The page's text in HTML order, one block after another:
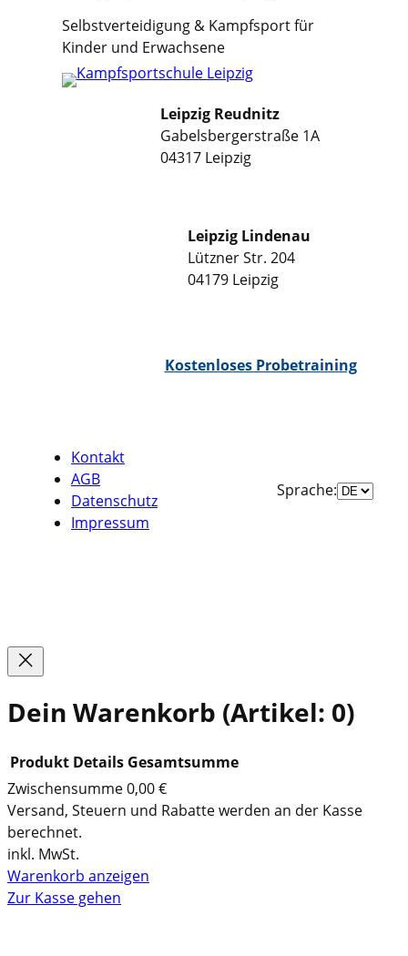
Selbstverteidigung & Kampfsport für
Kinder und Erwachsene
Leipzig Reudnitz
Gabelsbergerstraße 1A
04317 Leipzig
Leipzig Lindenau
Lützner Str. 204
04179 Leipzig
Kostenloses Probetraining
Kontakt
AGB
Datenschutz
Impressum
Sprache:Sprache
Dein Warenkorb (Artikel: 0)
P
r
o
d
Produkt Details Gesamtsumme
Zwischensumme0,00 €
Versand, Steuern und Rabatte werden an der Kasse
berechnet.
inkl. MwSt.
Warenkorb anzeigen
Zur Kasse gehen